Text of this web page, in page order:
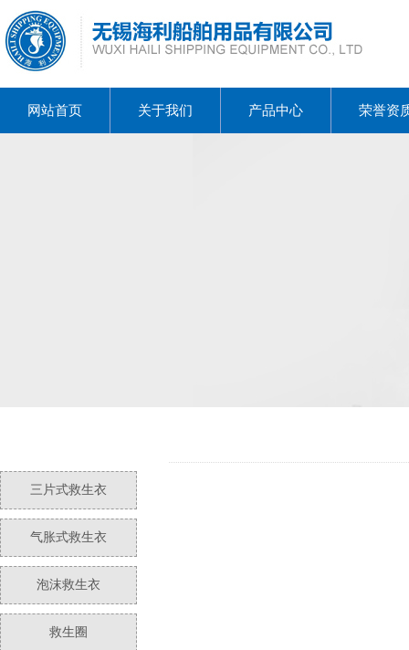
网站首页 关于我们 产品中心 荣誉资
三片式救生衣
气胀式救生衣
泡沫救生衣
救生圈